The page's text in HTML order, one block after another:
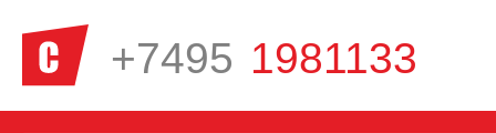
+7495 1981133